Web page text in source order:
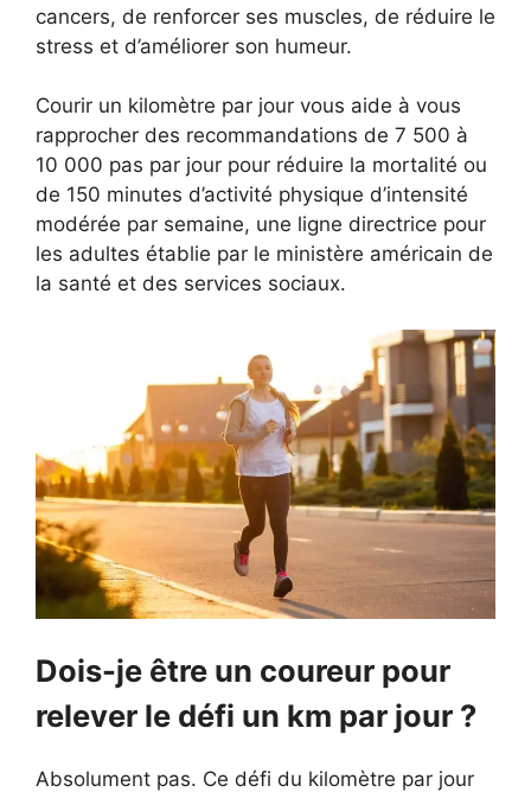
cancers, de renforcer ses muscles, de réduire le
stress et d’améliorer son humeur.
Courir un kilomètre par jour vous aide à vous
rapprocher des recommandations de 7 500 à
10 000 pas par jour pour réduire la mortalité ou
de 150 minutes d’activité physique d’intensité
modérée par semaine, une ligne directrice pour
les adultes établie par le ministère américain de
la santé et des services sociaux.
Dois-je être un coureur pour
relever le défi un km par jour ?
Absolument pas. Ce défi du kilomètre par jour